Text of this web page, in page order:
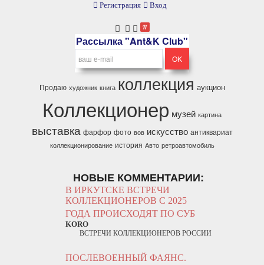
Регистрация
Вход
Рассылка "Ant&K Club"
Продаю художник книга коллекция аукцион
Коллекционер музей картина
выставка фарфор фото вов искусство антиквариат
коллекционирование история Авто ретроавтомобиль
НОВЫЕ КОММЕНТАРИИ:
В ИРКУТСКЕ ВСТРЕЧИ
КОЛЛЕКЦИОНЕРОВ С 2025
ГОДА ПРОИСХОДЯТ ПО СУБ
KORO
ВСТРЕЧИ КОЛЛЕКЦИОНЕРОВ РОССИИ
ПОСЛЕВОЕННЫЙ ФАЯНС.